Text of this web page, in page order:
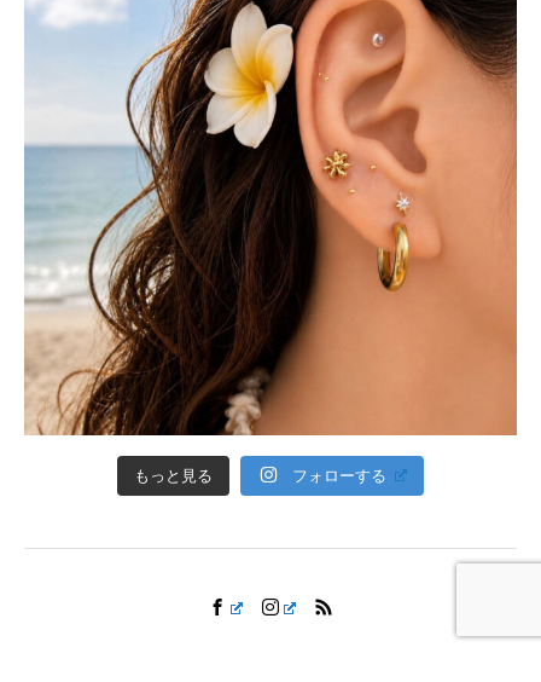
もっと見る フォローする